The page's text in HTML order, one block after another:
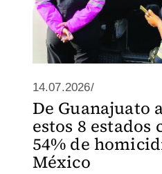
14.07.2026/
De Guanajuato
estos 8 estados
54% de
México